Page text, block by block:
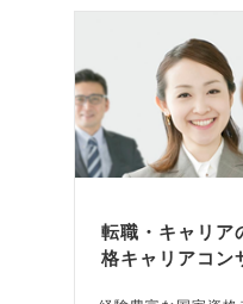
転職・キャリア
格キャリアコン